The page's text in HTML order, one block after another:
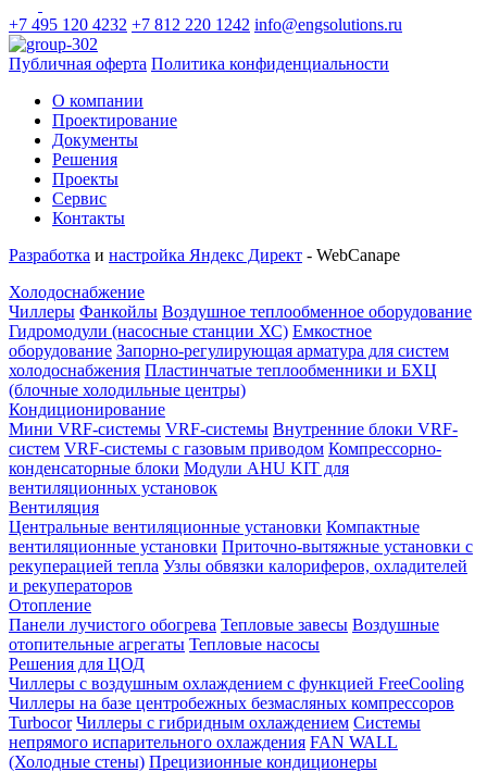
+7 495 120 4232 +7 812 220 1242 info@engsolutions.ru
Публичная оферта Политика конфиденциальности
О компании
Проектирование
Документы
Решения
Проекты
Сервис
Контакты
Разработка и настройка Яндекс Директ - WebCanape
Холодоснабжение
Чиллеры Фанкойлы Воздушное теплообменное оборудование
Гидромодули (насосные станции ХС) Емкостное
оборудование Запорно-регулирующая арматура для систем
холодоснабжения Пластинчатые теплообменники и БХЦ
(блочные холодильные центры)
Кондиционирование
Мини VRF-системы VRF-системы Внутренние блоки VRF-
систем VRF-системы с газовым приводом Компрессорно-
конденсаторные блоки Модули AHU KIT для
вентиляционных установок
Вентиляция
Центральные вентиляционные установки Компактные
вентиляционные установки Приточно-вытяжные установки с
рекуперацией тепла Узлы обвязки калориферов, охладителей
и рекуператоров
Отопление
Панели лучистого обогрева Тепловые завесы Воздушные
отопительные агрегаты Тепловые насосы
Решения для ЦОД
Чиллеры с воздушным охлаждением с функцией FreeCooling
Чиллеры на базе центробежных безмасляных компрессоров
Turbocor Чиллеры с гибридным охлаждением Системы
непрямого испарительного охлаждения FAN WALL
(Холодные стены) Прецизионные кондиционеры